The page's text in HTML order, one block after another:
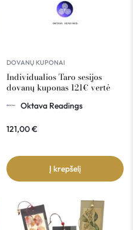
DOVANŲ KUPONAI
Individualios Taro sesijos
dovanų kuponas 121€ vertė
Oktava Readings
121,00€
Į krepšelį